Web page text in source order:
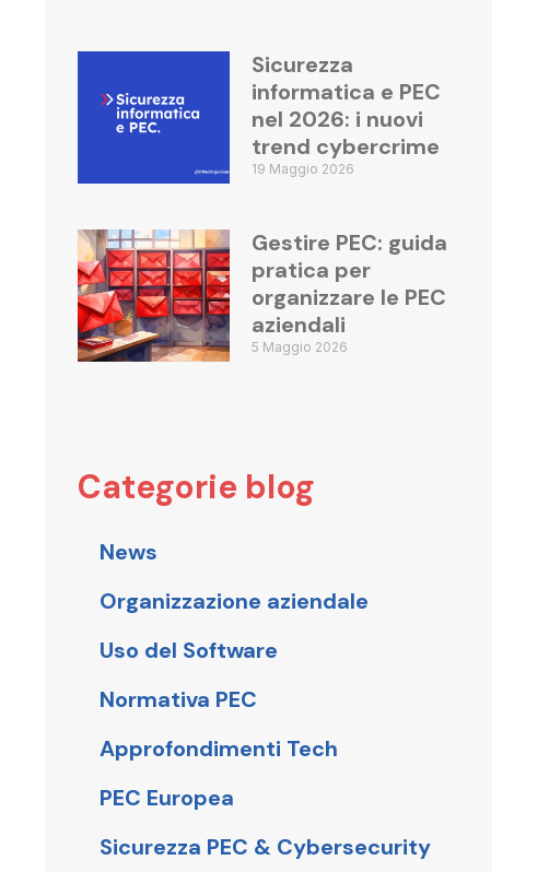
Sicurezza
informatica e PEC
nel 2026: i nuovi
trend cybercrime
19 Maggio 2026
Gestire PEC: guida
pratica per
organizzare le PEC
aziendali
5 Maggio 2026
Categorie blog
News
Organizzazione aziendale
Uso del Software
Normativa PEC
Approfondimenti Tech
PEC Europea
Sicurezza PEC & Cybersecurity